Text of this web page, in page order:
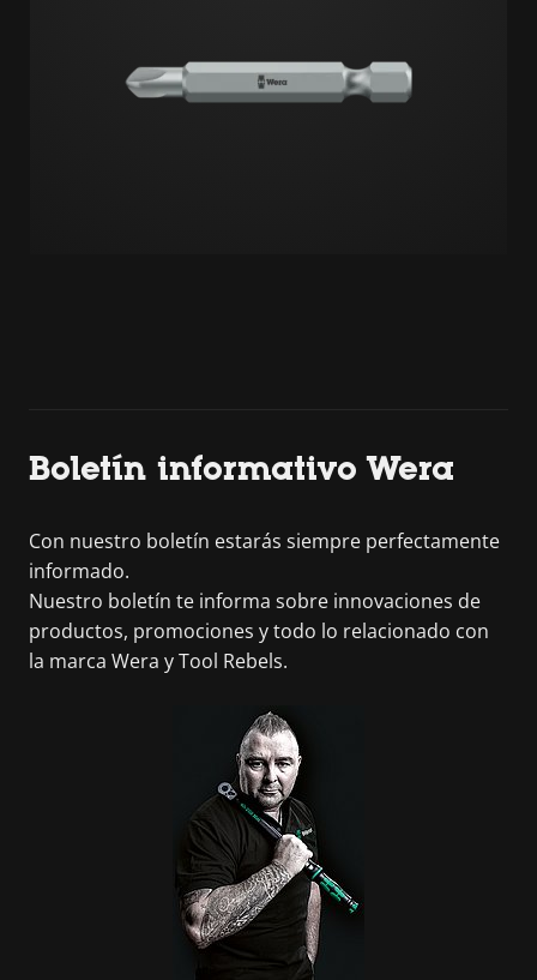
Boletín informativo Wera
Con nuestro boletín estarás siempre perfectamente
informado.
Nuestro boletín te informa sobre innovaciones de
productos, promociones y todo lo relacionado con
la marca Wera y Tool Rebels.